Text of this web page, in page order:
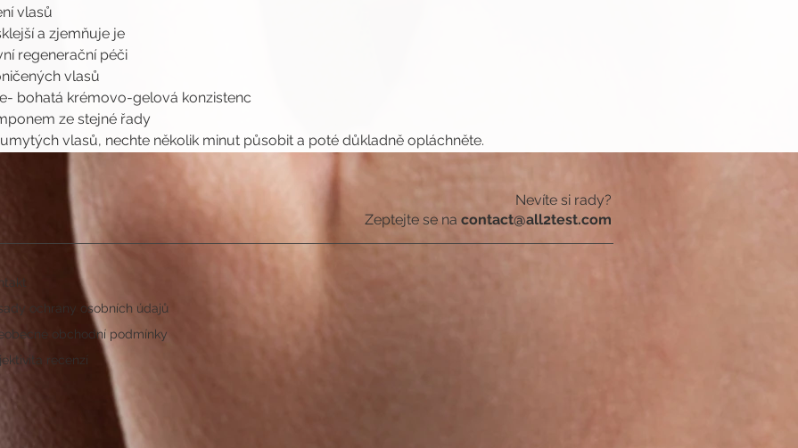
vlasů
a zjemňuje je
regenerační péči
vlasů
bohatá krémovo-gelová konzistenc
ze stejné řady
vlasů, nechte několik minut působit a poté důkladně opláchněte.
Nevíte si rady?
Zeptejte se na contact@all2test.com
ochrany osobních údajů
obchodní podmínky
recenzí